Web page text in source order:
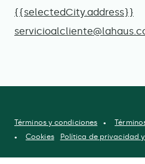
{{selectedCity.address}}
Términos y condiciones
Cookies
Política de privacidad